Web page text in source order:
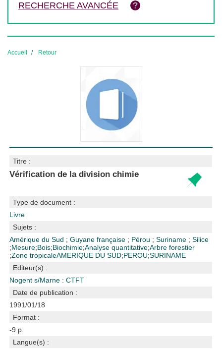
RECHERCHE AVANCÉE
Accueil Retour
Titre :
Vérification de la division chimie
Type de document :
Livre
Sujets :
Amérique du Sud ;Guyane française ; Pérou ;Suriname ;Silice
;Mesure;Bois;Biochimie;Analyse quantitative;Arbre forestier
;Zone tropicaleAMERIQUE DU SUD;PEROU;SURINAME
Editeur(s) :
Nogent s/Marne : CTFT
Date de publication :
1991/01/18
Format :
-9 p.
Langue(s) :